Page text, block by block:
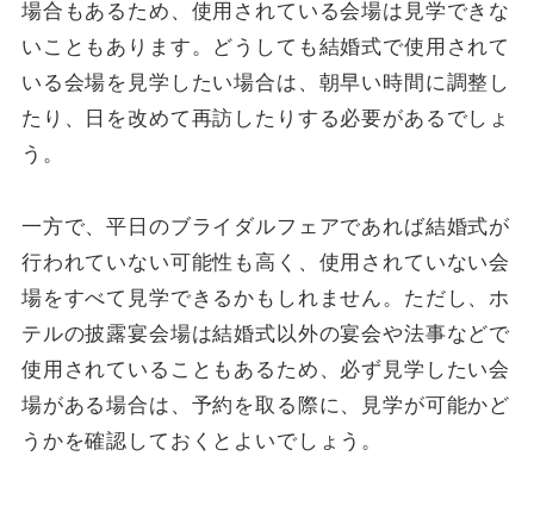
場合もあるため、使用されている会場は見学できな
いこともあります。どうしても結婚式で使用されて
いる会場を見学したい場合は、朝早い時間に調整し
たり、日を改めて再訪したりする必要があるでしょ
う。
一方で、平日のブライダルフェアであれば結婚式が
行われていない可能性も高く、使用されていない会
場をすべて見学できるかもしれません。ただし、ホ
テルの披露宴会場は結婚式以外の宴会や法事などで
使用されていることもあるため、必ず見学したい会
場がある場合は、予約を取る際に、見学が可能かど
うかを確認しておくとよいでしょう。